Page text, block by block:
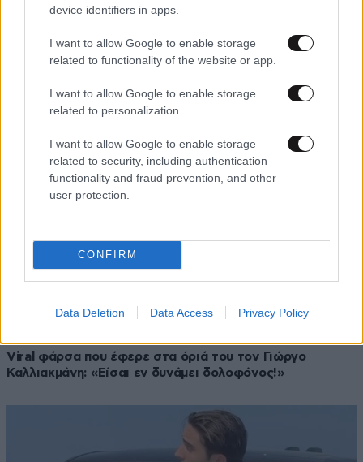
device identifiers in apps.
I want to allow Google to enable storage
related to functionality of the website or app.
I want to allow Google to enable storage
related to personalization.
I want to allow Google to enable storage
related to security, including authentication
functionality and fraud prevention, and other
user protection.
CONFIRM
Data Deletion Data Access Privacy Policy
Νεκρός 15χρονος μετά την εισαγωγή αέρα υψηλής
πίεσης στον πρωκτό του
Viral φάρσα που έφερε στα όριά του τον Γιώργο
Καλλιακμάνη: «Είσαι εν δυνάμει δολοφόνος!»